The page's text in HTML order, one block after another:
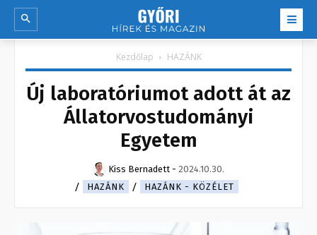
Kezdőlap HAZÁNK
Új laboratóriumot adott át az
Állatorvostudományi
Egyetem
Kiss Bernadett - 2024.10.30.
HAZÁNK
HAZÁNK - KÖZÉLET